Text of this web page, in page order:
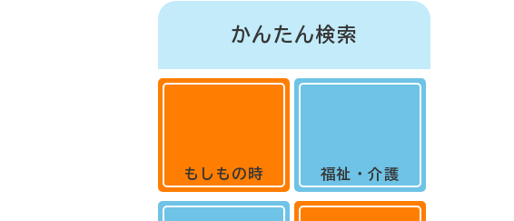
かんたん検索
もしもの時 福祉・介護